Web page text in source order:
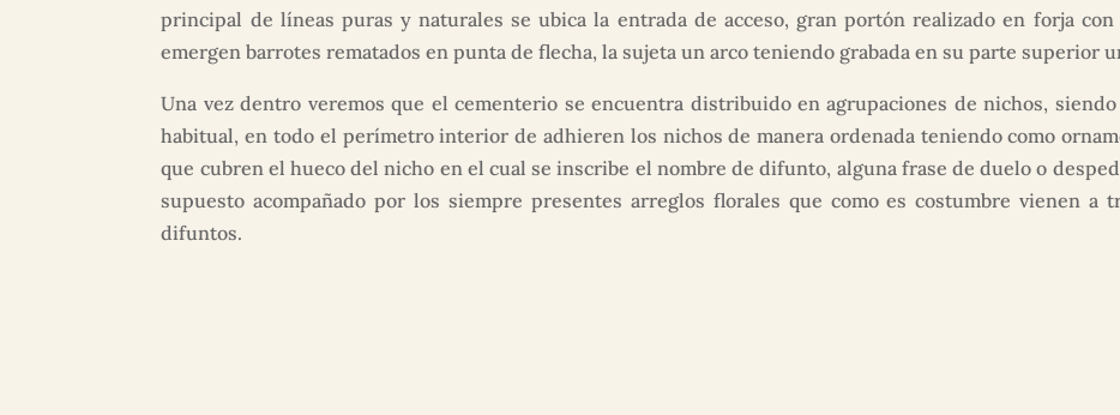
principal de líneas puras y naturales se ubica la entrada de acceso, gran portón realizado en forja
emergen barrotes rematados en punta de flecha, la sujeta un arco teniendo grabada en su parte superior
Una vez dentro veremos que el cementerio se encuentra distribuido en agrupaciones de nichos,
habitual, en todo el perímetro interior de adhieren los nichos de manera ordenada teniendo como
que cubren el hueco del nicho en el cual se inscribe el nombre de difunto, alguna frase de duelo o
supuesto acompañado por los siempre presentes arreglos florales que como es costumbre vienen a
difuntos.